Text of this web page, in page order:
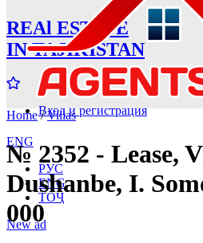
REAl ESTATE
IN TAJIKISTAN
Вход и регистрация
ENG
РУС
ENG
ТОҶ
New ad
Home/Villas
№ 2352 - Lease,
Dushanbe, I.
000